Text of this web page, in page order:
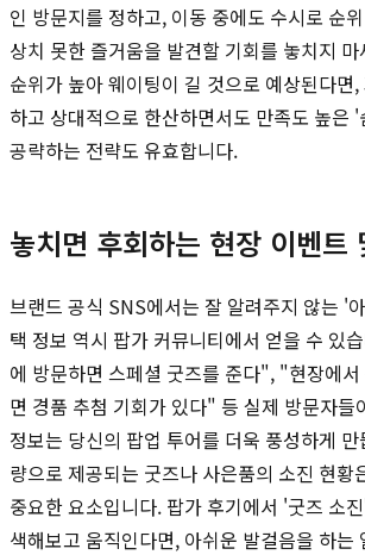
인 방문지를 정하고, 이동 중에도 수시로 순
상치 못한 즐거움을 발견할 기회를 놓치지
순위가 높아 웨이팅이 길 것으로 예상된다면
하고 상대적으로 한산하면서도 만족도 높은
공략하는 전략도 유효합니다.
놓치면 후회하는 현장 이벤트
브랜드 공식 SNS에서는 잘 알려주지 않는 '
택 정보 역시 팝가 커뮤니티에서 얻을 수 있
에 방문하면 스페셜 굿즈를 준다", "현장에
면 경품 추첨 기회가 있다" 등 실제 방문자들
정보는 당신의 팝업 투어를 더욱 풍성하게
량으로 제공되는 굿즈나 사은품의 소진 현황
중요한 요소입니다. 팝가 후기에서 '굿즈 소
색해보고 움직인다면, 아쉬운 발걸음을 하는